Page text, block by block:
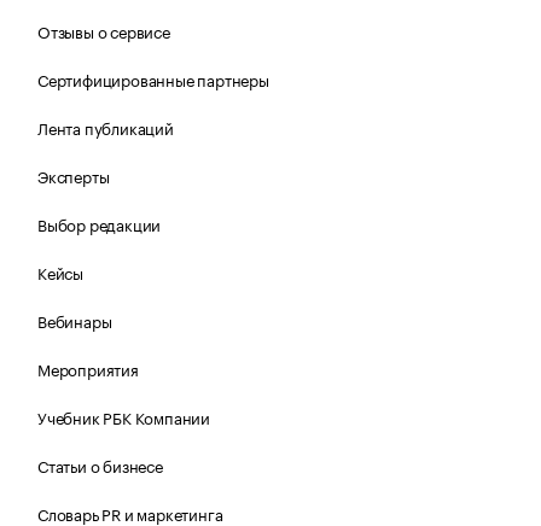
Отзывы о сервисе
Сертифицированные партнеры
Лента публикаций
Эксперты
Выбор редакции
Кейсы
Вебинары
Мероприятия
Учебник РБК Компании
Статьи о бизнесе
Словарь PR и маркетинга